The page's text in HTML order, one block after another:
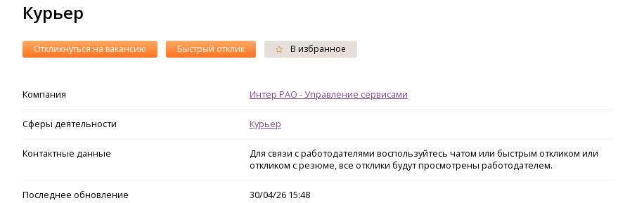
Курьер
Откликнуться на вакансию Быстрый отклик В избранное
Компания Интер РАО - Управление сервисами
Сферы деятельности Курьер
Контактные данные
Для связи с работодателями воспользуйтесь чатом или быстрым откликом или
откликом с резюме, все отклики будут просмотрены работодателем.
Последнее обновление 30/04/26 15:48